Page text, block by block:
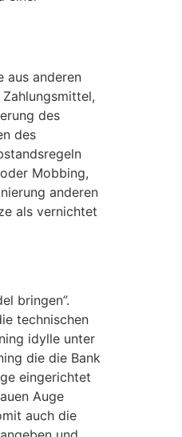
aus anderen
des
des
Mobbing,
anderen
als vernichtet
bringen”.
technischen
idylle unter
die die Bank
eingerichtet
Auge
auch die